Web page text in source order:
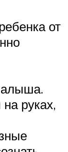
от
руках,